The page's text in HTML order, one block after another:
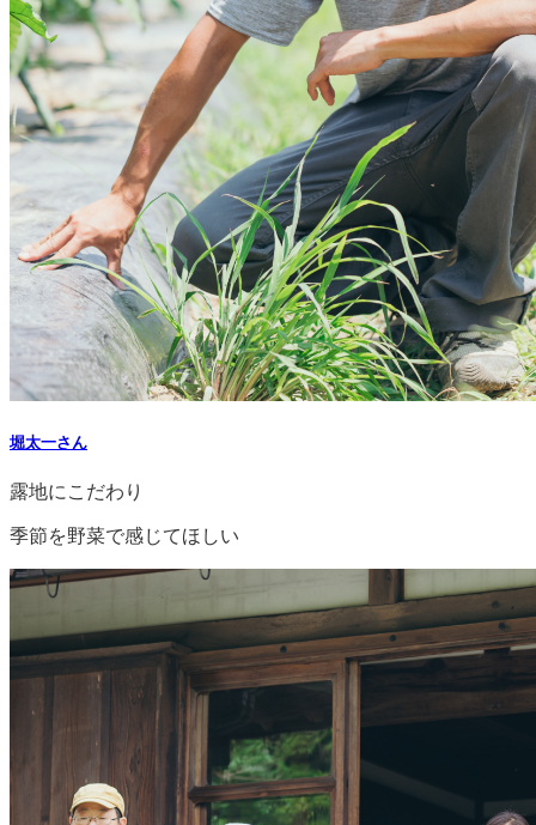
堀太一さん
露地にこだわり
季節を野菜で感じてほしい